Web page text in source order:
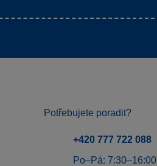
Potřebujete poradit?
+420 777 722 088
Po–Pá: 7:30–16:00